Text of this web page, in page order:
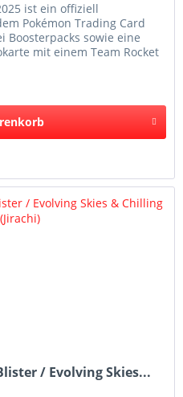
ist ein offiziell
Pokémon Trading Card
Boosterpacks sowie eine
mit einem Team Rocket
/ Evolving Skies...